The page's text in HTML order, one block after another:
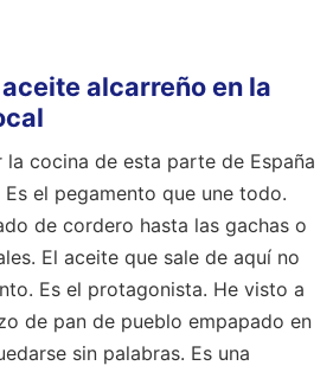
alcarreño en la
la cocina de esta parte de España
el pegamento que une todo.
de cordero hasta las gachas o
El aceite que sale de aquí no
Es el protagonista. He visto a
de pan de pueblo empapado en
sin palabras. Es una